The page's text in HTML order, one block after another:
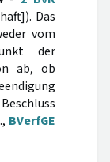
Das
vom
der
ab, ob
BVerfGE